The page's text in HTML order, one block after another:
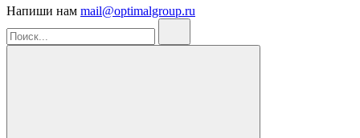
Напиши нам mail@optimalgroup.ru